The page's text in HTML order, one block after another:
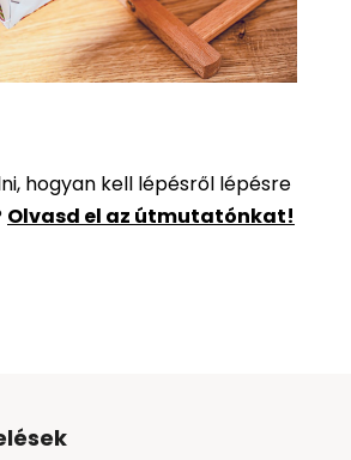
hogyan kell lépésről lépésre
Olvasd el az útmutatónkat!